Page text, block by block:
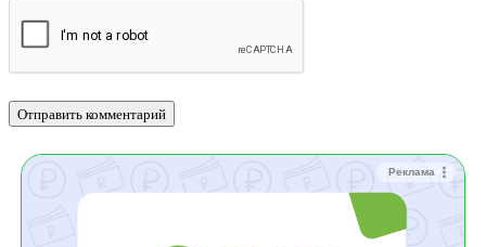
Реклама